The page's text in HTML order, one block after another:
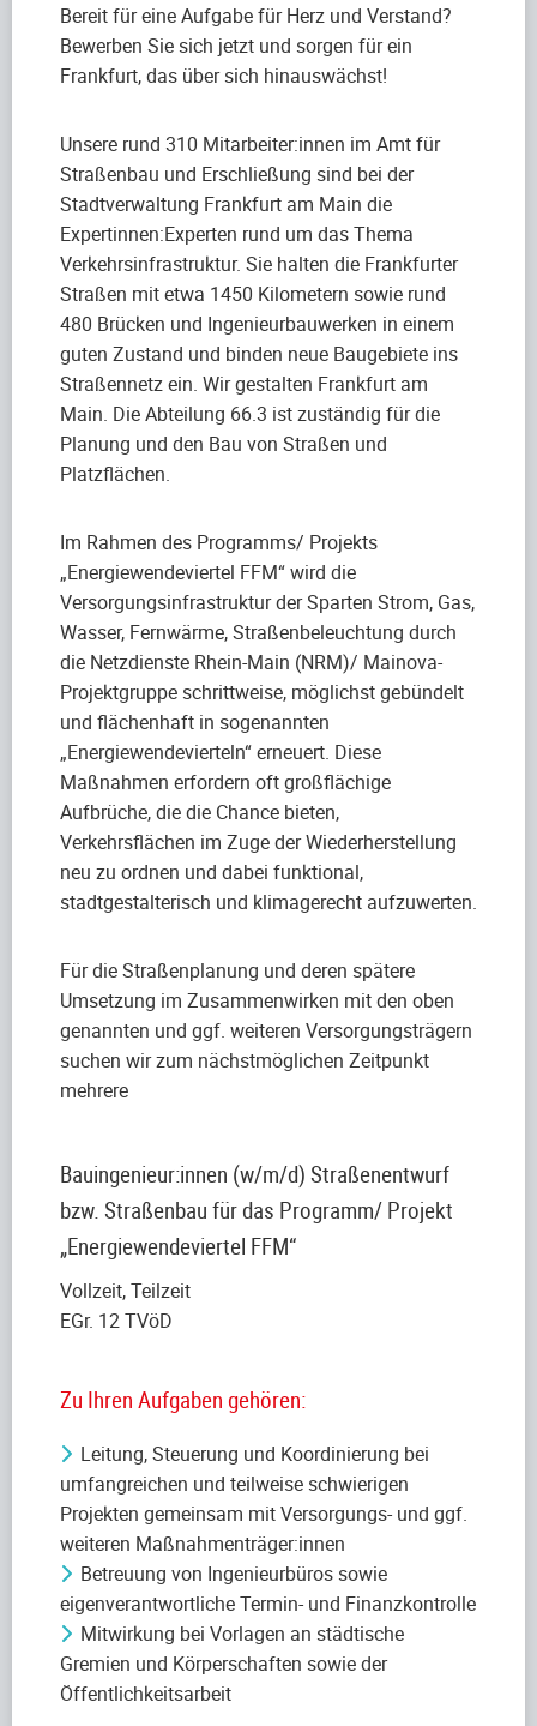
Bereit für eine Aufgabe für Herz und Verstand?
Bewerben Sie sich jetzt und sorgen für ein
Frankfurt, das über sich hinauswächst!
Unsere rund 310 Mitarbeiter:innen im Amt für
Straßenbau und Erschließung sind bei der
Stadtverwaltung Frankfurt am Main die
Expertinnen:Experten rund um das Thema
Verkehrsinfrastruktur. Sie halten die Frankfurter
Straßen mit etwa 1450 Kilometern sowie rund
480 Brücken und Ingenieurbauwerken in einem
guten Zustand und binden neue Baugebiete ins
Straßennetz ein. Wir gestalten Frankfurt am
Main. Die Abteilung 66.3 ist zuständig für die
Planung und den Bau von Straßen und
Platzflächen.
Im Rahmen des Programms/ Projekts
„Energiewendeviertel FFM“ wird die
Versorgungsinfrastruktur der Sparten Strom, Gas,
Wasser, Fernwärme, Straßenbeleuchtung durch
die Netzdienste Rhein-Main (NRM)/ Mainova-
Projektgruppe schrittweise, möglichst gebündelt
und flächenhaft in sogenannten
„Energiewendevierteln“ erneuert. Diese
Maßnahmen erfordern oft großflächige
Aufbrüche, die die Chance bieten,
Verkehrsflächen im Zuge der Wiederherstellung
neu zu ordnen und dabei funktional,
stadtgestalterisch und klimagerecht aufzuwerten.
Für die Straßenplanung und deren spätere
Umsetzung im Zusammenwirken mit den oben
genannten und ggf. weiteren Versorgungsträgern
suchen wir zum nächstmöglichen Zeitpunkt
mehrere
Bauingenieur:innen (w/m/d) Straßenentwurf
bzw. Straßenbau für das Programm/ Projekt
„Energiewendeviertel FFM“
Vollzeit, Teilzeit
EGr. 12 TVöD
Zu Ihren Aufgaben gehören:
Leitung, Steuerung und Koordinierung bei
umfangreichen und teilweise schwierigen
Projekten gemeinsam mit Versorgungs- und ggf.
weiteren Maßnahmenträger:innen
Betreuung von Ingenieurbüros sowie
eigenverantwortliche Termin- und Finanzkontrolle
Mitwirkung bei Vorlagen an städtische
Gremien und Körperschaften sowie der
Öffentlichkeitsarbeit